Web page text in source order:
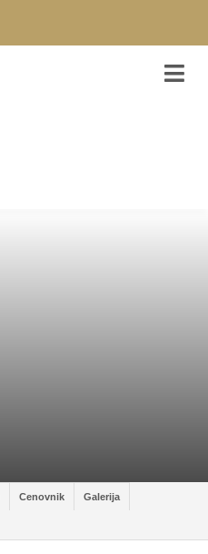
Cenovnik Galerija